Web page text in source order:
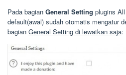
Pada bagian General Setting plugins
default(awal) sudah otomatis mengatur
bagian General Setting di lewatkan saja: